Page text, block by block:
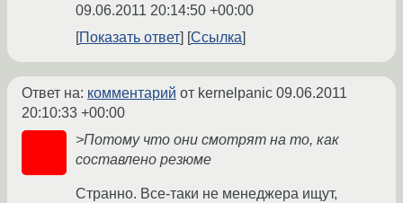
09.06.2011 20:14:50 +00:00
Показать ответ
Ссылка
Ответ на: комментарий от kernelpanic 09.06.2011
20:10:33 +00:00
>Потому что они смотрят на то, как
составлено резюме
Странно. Все-таки не менеджера ищут,